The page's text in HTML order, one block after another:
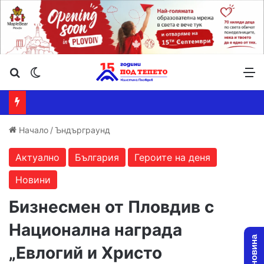
Търсене ...
Начало /Ъндърграунд
Актуално България
Героите на деня
Новини
Бизнесмен от Пловдив с
Национална награда
„Евлогий и Христо